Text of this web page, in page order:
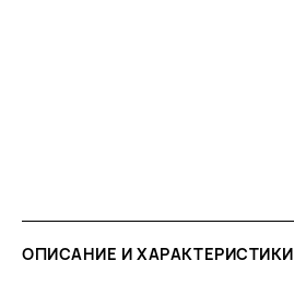
ОПИСАНИЕ И ХАРАКТЕРИСТИКИ